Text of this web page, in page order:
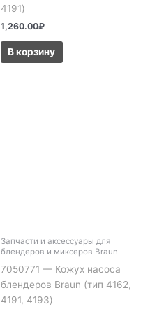
4191)
1,260.00₽
В корзину
Запчасти и аксессуары для
блендеров и миксеров Braun
7050771 — Кожух насоса
блендеров Braun (тип 4162,
4191, 4193)